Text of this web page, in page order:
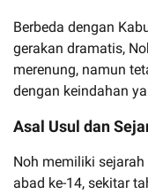
Berbeda dengan
gerakan dramatis,
merenung, namun
dengan keindahan
Asal Usul dan
Noh memiliki
abad ke-14, sekitar